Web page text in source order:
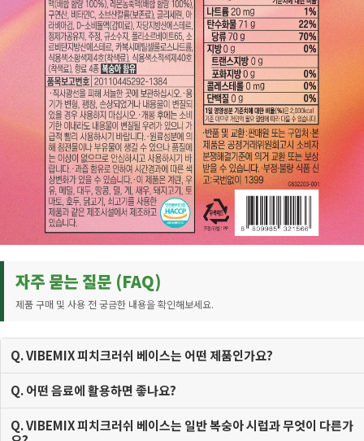
자주 묻는 질문 (FAQ)
제품 구매 및 사용 전 궁금한 내용을 확인해보세요.
Q. VIBEMIX 피치크러쉬 베이스는 어떤 제품인가요?
Q. 어떤 음료에 활용하면 좋나요?
Q. VIBEMIX 피치크러쉬 베이스는 일반 복숭아 시럽과 무엇이 다른가